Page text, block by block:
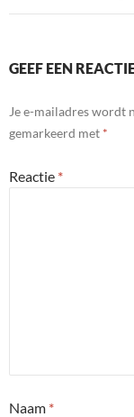
GEEF EEN
Je e-mailadres wordt
gemarkeerd met *
Reactie *
Naam *